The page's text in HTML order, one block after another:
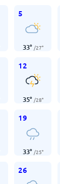
5
33° /27°
12
35° /28°
19
33° /25°
26